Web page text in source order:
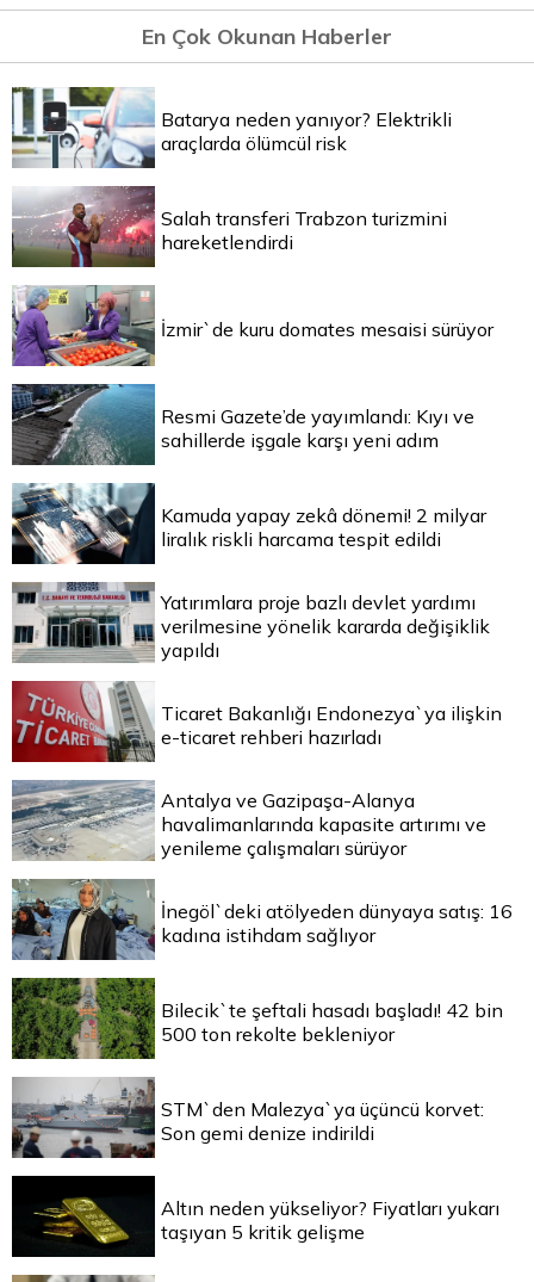
En Çok Okunan Haberler
Batarya neden yanıyor? Elektrikli
araçlarda ölümcül risk
Salah transferi Trabzon turizmini
hareketlendirdi
İzmir`de kuru domates mesaisi sürüyor
Resmi Gazete’de yayımlandı: Kıyı ve
sahillerde işgale karşı yeni adım
Kamuda yapay zekâ dönemi! 2 milyar
liralık riskli harcama tespit edildi
Yatırımlara proje bazlı devlet yardımı
verilmesine yönelik kararda değişiklik
yapıldı
Ticaret Bakanlığı Endonezya`ya ilişkin
e-ticaret rehberi hazırladı
Antalya ve Gazipaşa-Alanya
havalimanlarında kapasite artırımı ve
yenileme çalışmaları sürüyor
İnegöl`deki atölyeden dünyaya satış: 16
kadına istihdam sağlıyor
Bilecik`te şeftali hasadı başladı! 42 bin
500 ton rekolte bekleniyor
STM`den Malezya`ya üçüncü korvet:
Son gemi denize indirildi
Altın neden yükseliyor? Fiyatları yukarı
taşıyan 5 kritik gelişme